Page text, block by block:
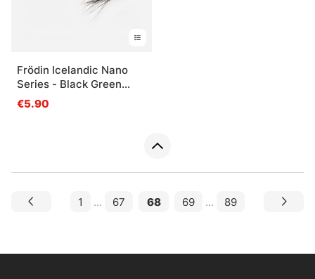
Frödin Icelandic Nano
Series - Black Green
Helmet
€5.90
1 ... 67 68 69 ... 89